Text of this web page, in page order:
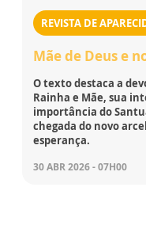
REVISTA DE
Mãe de Deus e
O texto destaca a
Rainha e Mãe, sua
importância do
chegada do novo
esperança.
30 ABR 2026 - 07H00